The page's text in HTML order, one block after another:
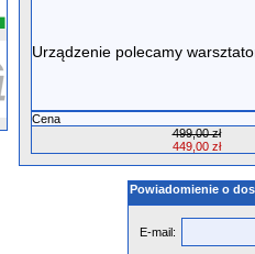
Urządzenie polecamy
Cena
499,00 zł
449,00 zł
Powiadomienie o
E-mail: